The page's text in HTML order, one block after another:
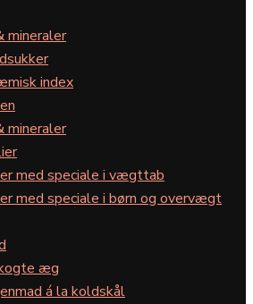
mineraler
index
mineraler
med speciale i vægttab
med speciale i børn og overvægt
æg
á la koldskål